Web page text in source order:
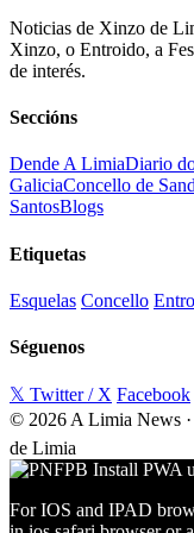
Noticias de Xinzo de
Xinzo, o Entroido, a
de interés.
Seccións
Dende A LimiaDiario
GaliciaConcello de
SantosBlogs
Etiquetas
Esquelas Concello
Séguenos
𝕏 Twitter / X Facebook
© 2026 A Limia News
de Limia
For IOS and IPAD